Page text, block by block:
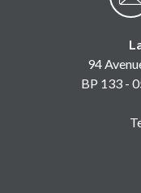
94
BP 133 -